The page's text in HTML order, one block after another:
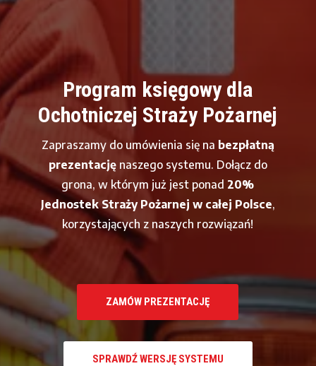
Program księgowy dla
Ochotniczej Straży Pożarnej
Zapraszamy do umówienia się na bezpłatną
prezentacjęnaszego systemu. Dołącz do
grona, w którym już jest ponad 20%
Jednostek Straży Pożarnej w całej Polsce,
korzystających z naszych rozwiązań!
ZAMÓW PREZENTACJĘ
SPRAWDŹ WERSJĘ SYSTEMU